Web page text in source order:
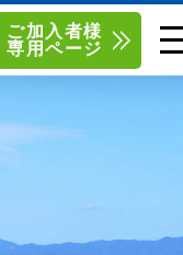
34-2525
南東北センター(福島)
ご加入者様
専用ページ